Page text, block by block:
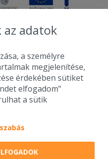
- Diston-line Kft.
áron, egy helyen az összes
étterem ajánlata.
adatok
a személyre
megjelenítése,
érdekében sütiket
elfogadom"
a sütik